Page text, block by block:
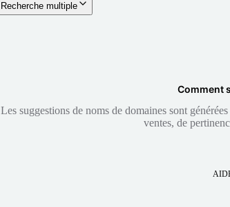
Recherche multiple
Comment
Les suggestions de noms de domaines sont
ventes, de